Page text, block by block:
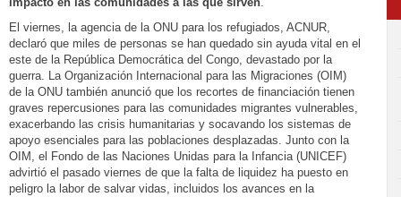
El viernes, la agencia de la ONU para los refugiados, ACNUR,
declaró que miles de personas se han quedado sin ayuda vital en el
este de la República Democrática del Congo, devastado por la
guerra. La Organización Internacional para las Migraciones (OIM)
de la ONU también anunció que los recortes de financiación tienen
graves repercusiones para las comunidades migrantes vulnerables,
exacerbando las crisis humanitarias y socavando los sistemas de
apoyo esenciales para las poblaciones desplazadas. Junto con la
OIM, el Fondo de las Naciones Unidas para la Infancia (UNICEF)
advirtió el pasado viernes de que la falta de liquidez ha puesto en
peligro la labor de salvar vidas, incluidos los avances en la